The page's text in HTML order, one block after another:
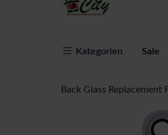
Kategorien Sale
Back Glass